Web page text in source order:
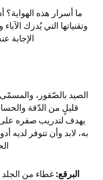
ما أسرار هذه الهواية؟
وتقنياتها التي يُدرك
الإجابة
الصيد بالصّقور،
قليلٍ من الدّقة
يهدف لتدريب صقره على
به، لابد وأن تتوفر لديه
البرقع: غطاء من